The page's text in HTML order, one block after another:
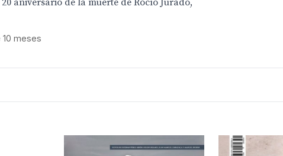
aniversario de la muerte de Rocío Jurado,
10 meses